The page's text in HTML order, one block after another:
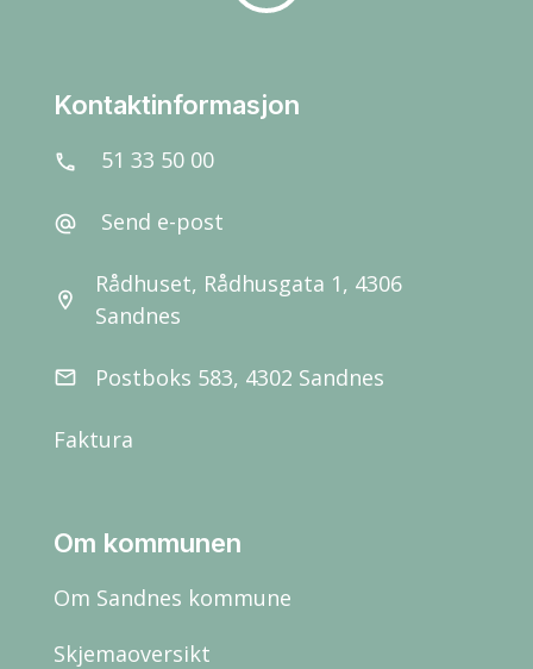
Kontaktinformasjon
call 51 33 50 00
alternate_email Send e-post
location_on
Rådhuset, Rådhusgata 1, 4306
Sandnes
email Postboks 583, 4302 Sandnes
Faktura
Om kommunen
Om Sandnes kommune
Skjemaoversikt